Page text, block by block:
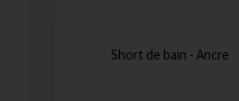
Short de bain - Ancre